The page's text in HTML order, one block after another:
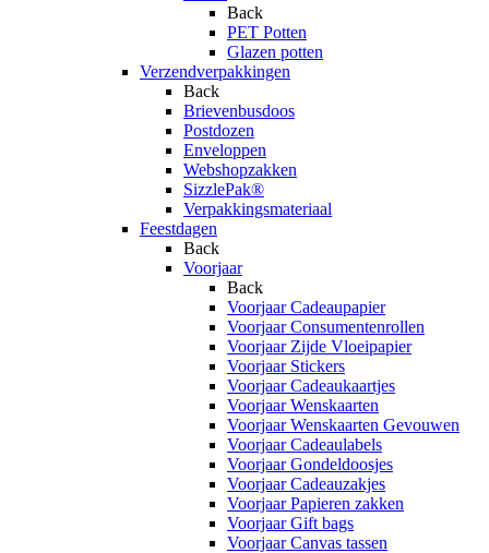
Back
PET Potten
Glazen potten
Verzendverpakkingen
Back
Brievenbusdoos
Postdozen
Enveloppen
Webshopzakken
SizzlePak®
Verpakkingsmateriaal
Feestdagen
Back
Voorjaar
Back
Voorjaar Cadeaupapier
Voorjaar Consumentenrollen
Voorjaar Zijde Vloeipapier
Voorjaar Stickers
Voorjaar Cadeaukaartjes
Voorjaar Wenskaarten
Voorjaar Wenskaarten Gevouwen
Voorjaar Cadeaulabels
Voorjaar Gondeldoosjes
Voorjaar Cadeauzakjes
Voorjaar Papieren zakken
Voorjaar Gift bags
Voorjaar Canvas tassen